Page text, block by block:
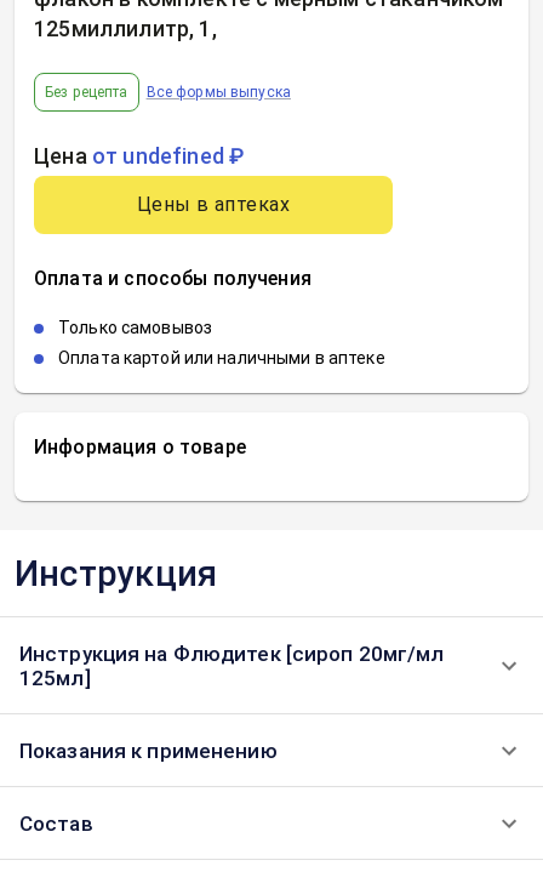
Информация о товаре
125миллилитр, 1 ,
Без рецепта Все формы выпуска
Цена от undefined ₽
Цены в аптеках
Оплата и способы получения
Только самовывоз
Оплата картой или наличными в аптеке
Инструкция
Инструкция на Флюдитек [сироп 20мг/мл
125мл]
Показания к применению
Состав